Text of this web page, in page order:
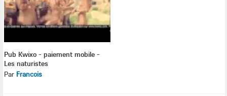
Pub Kwixo - paiement mobile -
Les naturistes
Par Francois